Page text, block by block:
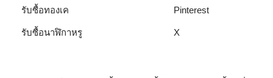
รับซื้อทองเค
รับซื้อนาฬิกาหรู
Pinterest
X